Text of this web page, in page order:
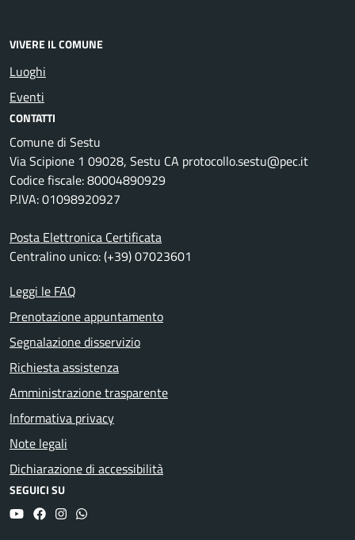
VIVERE IL COMUNE
Luoghi
Eventi
CONTATTI
Comune di Sestu
Via Scipione 1 09028, Sestu CA protocollo.sestu@pec.it
Codice fiscale: 80004890929
P.IVA: 01098920927
Posta Elettronica Certificata
Centralino unico: (+39) 07023601
Leggi le FAQ
Prenotazione appuntamento
Segnalazione disservizio
Richiesta assistenza
Amministrazione trasparente
Informativa privacy
Note legali
Dichiarazione di accessibilità
SEGUICI SU
YouTubeFacebookInstagram
Whatsapp